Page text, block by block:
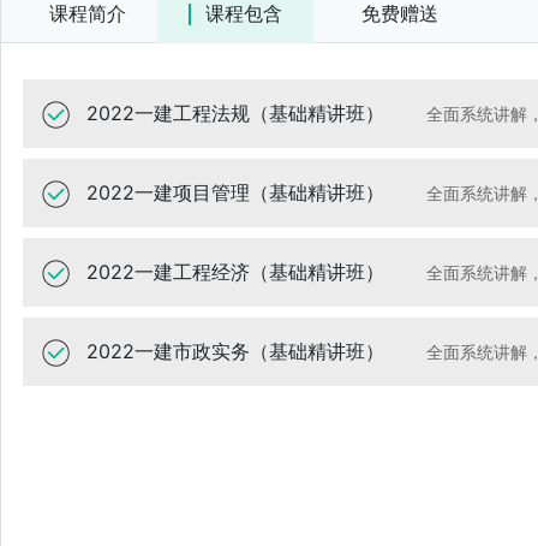
课程简介 课程包含 免费赠送
2022一建工程法规（基础精讲班） 全面系统讲解
2022一建项目管理（基础精讲班） 全面系统讲解
2022一建工程经济（基础精讲班） 全面系统讲解
2022一建市政实务（基础精讲班） 全面系统讲解